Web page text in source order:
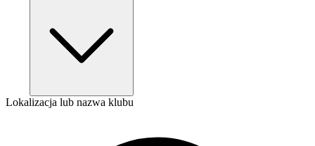
Lokalizacja lub nazwa klubu